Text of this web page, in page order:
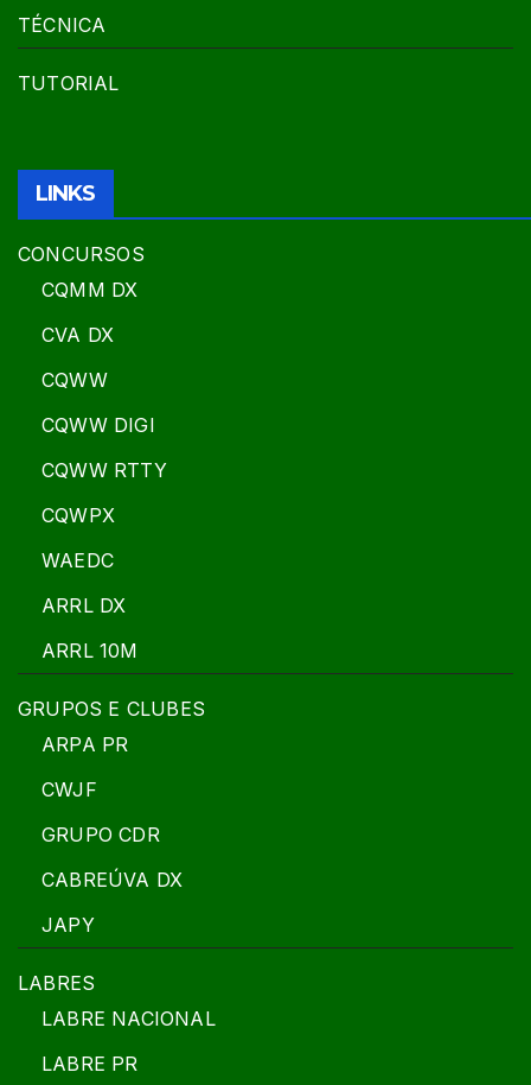
TÉCNICA
TUTORIAL
LINKS
CONCURSOS
CQMM DX
CVA DX
CQWW
CQWW DIGI
CQWW RTTY
CQWPX
WAEDC
ARRL DX
ARRL 10M
GRUPOS E CLUBES
ARPA PR
CWJF
GRUPO CDR
CABREÚVA DX
JAPY
LABRES
LABRE NACIONAL
LABRE PR